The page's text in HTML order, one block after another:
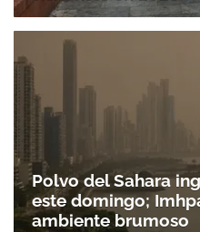
Polvo del Sahara
este domingo;
ambiente brumoso